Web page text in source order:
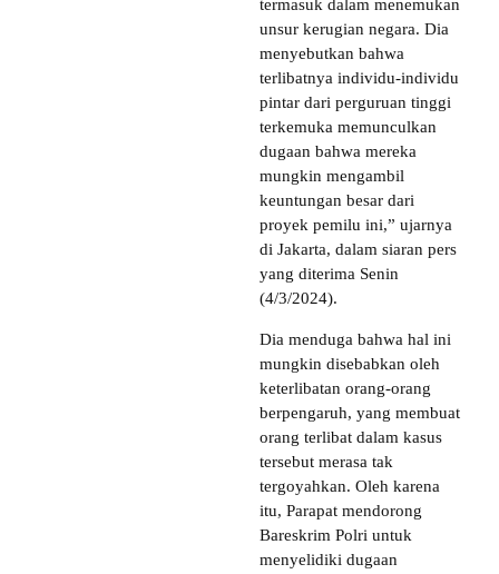
termasuk dalam menemukan
unsur kerugian negara. Dia
menyebutkan bahwa
terlibatnya individu-individu
pintar dari perguruan tinggi
terkemuka memunculkan
dugaan bahwa mereka
mungkin mengambil
keuntungan besar dari
proyek pemilu ini,” ujarnya
di Jakarta, dalam siaran pers
yang diterima Senin
(4/3/2024).
Dia menduga bahwa hal ini
mungkin disebabkan oleh
keterlibatan orang-orang
berpengaruh, yang membuat
orang terlibat dalam kasus
tersebut merasa tak
tergoyahkan. Oleh karena
itu, Parapat mendorong
Bareskrim Polri untuk
menyelidiki dugaan